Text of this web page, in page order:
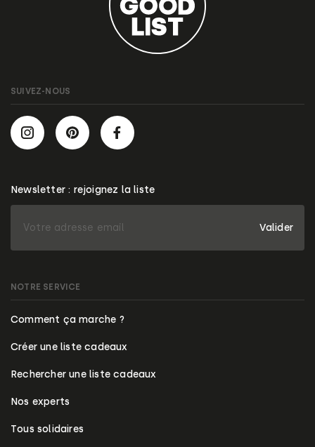
NOTRE SERVICE
Comment ça marche ?
Créer une liste cadeaux
Rechercher une liste cadeaux
Nos experts
Tous solidaires
SUIVEZ-NOUS
Newsletter : rejoignez la liste
Valider